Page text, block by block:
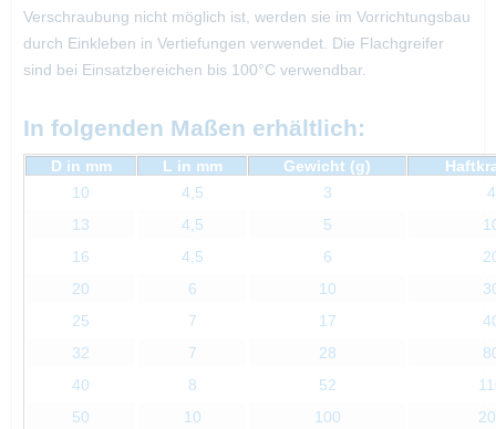
Verschraubung nicht möglich ist, werden sie im Vorrichtungsbau
durch Einkleben in Vertiefungen verwendet. Die Flachgreifer
sind bei Einsatzbereichen bis 100°C verwendbar.
In folgenden Maßen erhältlich:
D in mm L in mm Gewicht (g)
10
4,5 3
4
13
4,5 5
16
4,5 6
20
6 10
25
7 17
32
7 28
40
8 52
50
10 100